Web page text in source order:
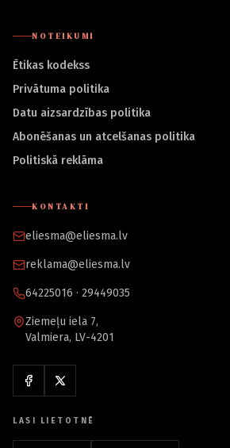
NOTEIKUMI
Ētikas kodekss
Privātuma politika
Datu aizsardzības politika
Abonēšanas un atcelšanas politika
Politiskā reklāma
KONTAKTI
eliesma@eliesma.lv
reklama@eliesma.lv
64225016 · 29449035
Ziemeļu iela 7,
Valmiera, LV-4201
LASI LIETOTNĒ